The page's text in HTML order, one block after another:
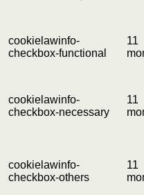
cookielawinfo-
checkbox-functional
11
cookielawinfo-
checkbox-necessary
11
cookielawinfo-
checkbox-others
11